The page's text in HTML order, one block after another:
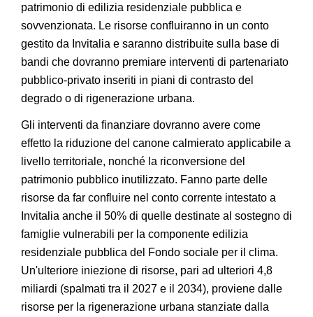
patrimonio di edilizia residenziale pubblica e
sovvenzionata. Le risorse confluiranno in un conto
gestito da Invitalia e saranno distribuite sulla base di
bandi che dovranno premiare interventi di partenariato
pubblico-privato inseriti in piani di contrasto del
degrado o di rigenerazione urbana.
Gli interventi da finanziare dovranno avere come
effetto la riduzione del canone calmierato applicabile a
livello territoriale, nonché la riconversione del
patrimonio pubblico inutilizzato. Fanno parte delle
risorse da far confluire nel conto corrente intestato a
Invitalia anche il 50% di quelle destinate al sostegno di
famiglie vulnerabili per la componente edilizia
residenziale pubblica del Fondo sociale per il clima.
Un'ulteriore iniezione di risorse, pari ad ulteriori 4,8
miliardi (spalmati tra il 2027 e il 2034), proviene dalle
risorse per la rigenerazione urbana stanziate dalla